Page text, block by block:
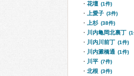
花壇 (1件)
上愛子 (3件)
上杉 (38件)
川内亀岡北裏丁
川内川前丁 (1件)
川内澱橋通 (1件)
川平 (7件)
北根 (3件)